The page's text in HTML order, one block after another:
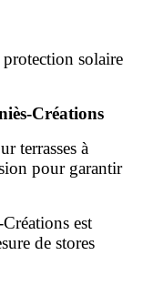
solaire
Créations
terrasses à
pour garantir
est
de stores